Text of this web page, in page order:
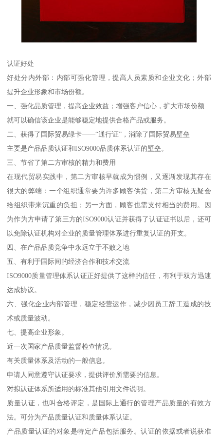
认证好处
好处分内外部：内部可强化管理，提高人员素质和企业文化；外部
提升企业形象和市场份额。
一、强化品质管理，提高企业效益；增强客户信心，扩大市场份额
就可以确信该企业是能够稳定地提供合格产品或服务。
二、获得了国际贸易绿卡——“通行证”，消除了国际贸易壁垒
主要是产品品质认证和ISO9000品质体系认证的壁垒。
三、节省了第二方审核的精力和费用
在现代贸易实践中，第二方审核早就成为惯例，又逐渐发现其存在
很大的弊端：一个组织通常要为许多顾客供货，第二方审核无疑会
给组织带来沉重的负担；另一方面，顾客也需支付相当的费用。因
为作为方申请了第三方的ISO9000认证并获得了认证证书以后，还可
以免除认证机构对企业的质量管理体系进行重复认证的开支。
四、在产品品质竞争中永远立于不败之地
五、有利于国际间的经济合作和技术交流
ISO9000质量管理体系认证正好提供了这样的信任，有利于双方迅速
达成协议。
六、强化企业内部管理，稳定经营运作，减少因员工辞工造成的技
术或质量波动。
七、提高企业形象。
近一次国家产品质量监督检查情况。
有关质量体系及活动的一般信息。
申请人同意遵守认证要求，提供评价所需要的信息。
对拟认证体系所适用的标准其他引用文件说明。
质量认证，也叫合格评定，是国际上通行的管理产品质量的有效方
法。可分为产品质量认证和质量体系认证。
产品质量认证的对象是特定产品包括服务。认证的依据或者说获准